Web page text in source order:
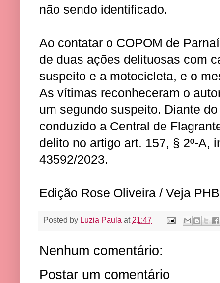
não sendo identificado.
Ao contatar o COPOM de
de duas ações delituosas com
suspeito e a motocicleta, e o
As vítimas reconheceram o
um segundo suspeito. Diante
conduzido a Central de
delito no artigo art. 157, § 2º-A,
43592/2023.
Edição Rose Oliveira / Veja PHB
Posted by Luzia Paula at 21:47
Nenhum comentário:
Postar um comentário